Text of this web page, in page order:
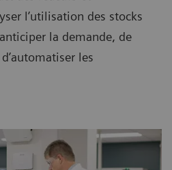
l’utilisation des stocks
la demande, de
les